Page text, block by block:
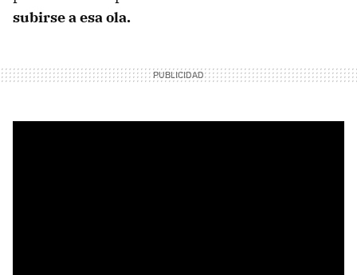
subirse a esa ola.